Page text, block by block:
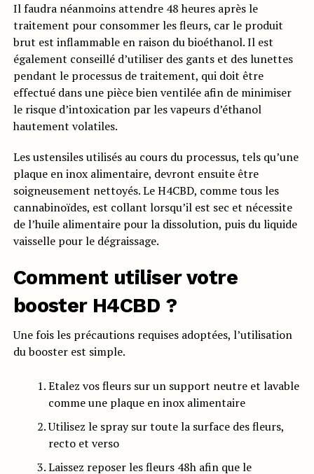
Il faudra néanmoins attendre 48 heures après le
traitement pour consommer les fleurs, car le produit
brut est inflammable en raison du bioéthanol. Il est
également conseillé d’utiliser des gants et des lunettes
pendant le processus de traitement, qui doit être
effectué dans une pièce bien ventilée afin de minimiser
le risque d’intoxication par les vapeurs d’éthanol
hautement volatiles.
Les ustensiles utilisés au cours du processus, tels qu’une
plaque en inox alimentaire, devront ensuite être
soigneusement nettoyés. Le H4CBD, comme tous les
cannabinoïdes, est collant lorsqu’il est sec et nécessite
de l’huile alimentaire pour la dissolution, puis du liquide
vaisselle pour le dégraissage.
Comment utiliser votre
booster H4CBD ?
Une fois les précautions requises adoptées, l’utilisation
du booster est simple.
Etalez vos fleurs sur un support neutre et lavable
comme une plaque en inox alimentaire
Utilisez le spray sur toute la surface des fleurs,
recto et verso
Laissez reposer les fleurs 48h afin que le